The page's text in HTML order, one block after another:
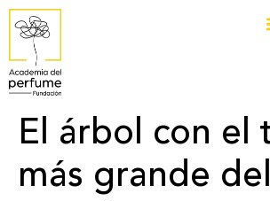
El árbol con el
más grande del